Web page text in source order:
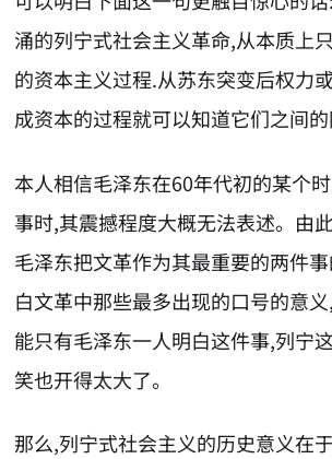
涌的列宁式社会主义革命,从本质上
的资本主义过程.从苏东突变后权力
成资本的过程就可以知道它们之间的
本人相信毛泽东在60年代初的某个
事时,其震撼程度大概无法表述。由
毛泽东把文革作为其最重要的两件
白文革中那些最多出现的口号的意
能只有毛泽东一人明白这件事,列宁
笑也开得太大了。
那么,列宁式社会主义的历史意义在